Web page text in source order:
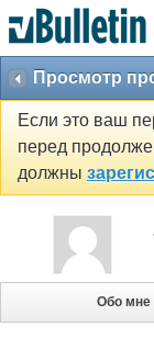
Просмотр
Если это ваш
перед
должны
Обо мне